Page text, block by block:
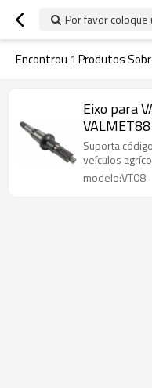
Por favor
Encontrou 1 Produtos
Eixo para
Suporta
veículos
modelo:VT08